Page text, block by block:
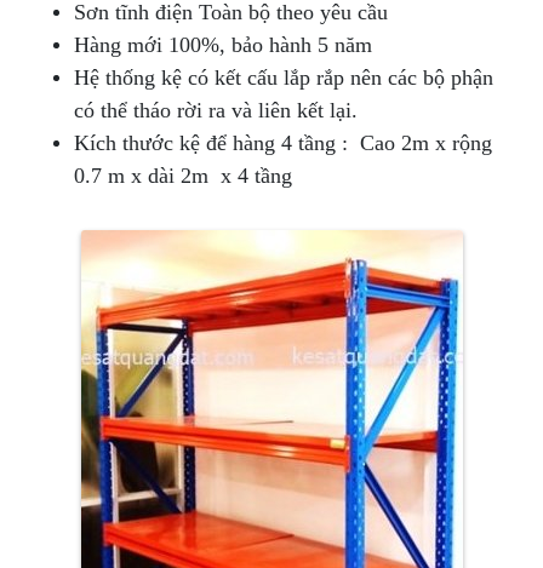
Sơn tĩnh điện Toàn bộ theo yêu cầu
Hàng mới 100%, bảo hành 5 năm
Hệ thống kệ có kết cấu lắp rắp nên các bộ phận
có thể tháo rời ra và liên kết lại.
Kích thước kệ để hàng 4 tầng : Cao 2m x rộng
0.7 m x dài 2m x 4 tầng